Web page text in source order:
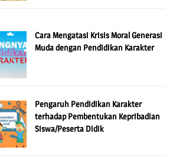
Cara Mengatasi Krisis Moral Generasi
Muda dengan Pendidikan Karakter
Pengaruh Pendidikan Karakter
terhadap Pembentukan Kepribadian
Siswa/Peserta Didik